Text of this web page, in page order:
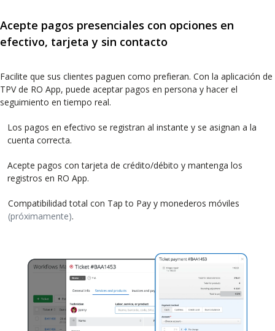
Acepte pagos presenciales con opciones en
efectivo, tarjeta y sin contacto
Facilite que sus clientes paguen como prefieran. Con la aplicación de
TPV de RO App, puede aceptar pagos en persona y hacer el
seguimiento en tiempo real.
Los pagos en efectivo se registran al instante y se asignan a la
cuenta correcta.
Acepte pagos con tarjeta de crédito/débito y mantenga los
registros en RO App.
Compatibilidad total con Tap to Pay y monederos móviles
(próximamente).